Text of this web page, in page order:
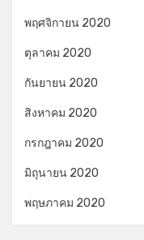
พฤศจิกายน 2020
ตุลาคม 2020
กันยายน 2020
สิงหาคม 2020
กรกฎาคม 2020
มิถุนายน 2020
พฤษภาคม 2020